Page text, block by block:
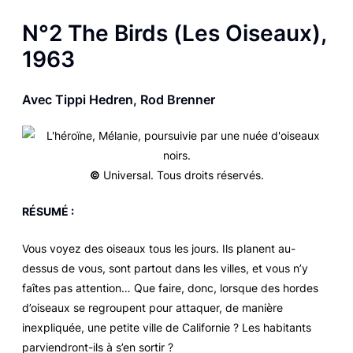
N°2 The Birds (Les Oiseaux),
1963
Avec Tippi Hedren, Rod Brenner
© Universal. Tous droits réservés.
RÉSUMÉ :
Vous voyez des oiseaux tous les jours. Ils planent au-
dessus de vous, sont partout dans les villes, et vous n’y
faîtes pas attention… Que faire, donc, lorsque des hordes
d’oiseaux se regroupent pour attaquer, de manière
inexpliquée, une petite ville de Californie ? Les habitants
parviendront-ils à s’en sortir ?